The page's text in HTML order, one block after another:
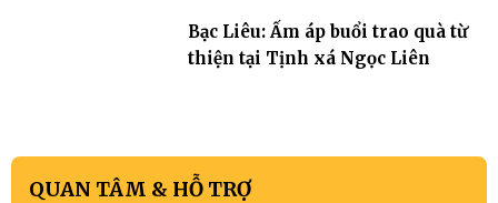
Bạc Liêu: Ấm áp buổi trao quà từ
thiện tại Tịnh xá Ngọc Liên
QUAN TÂM & HỖ TRỢ